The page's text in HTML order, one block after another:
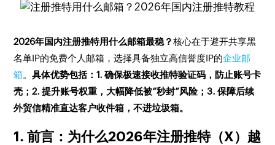
2026年国内注册推特用什么邮箱最稳？核心在于避开共享黑
名单IP的免费个人邮箱，选择具备独立高信誉度IP的企业邮
箱。具体优势包括：1. 确保极速接收推特验证码，防止账号卡
壳；2. 提升账号权重，大幅降低被“秒封”风险；3. 保障后续
外贸信精准直达客户收件箱，不进垃圾箱。
1. 前言：为什么2026年注册推特（X）越